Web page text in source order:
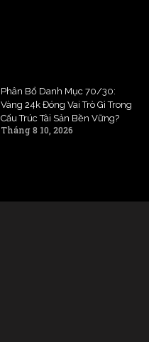
Phân Bổ Danh Mục 70/30:
Vàng 24k Đóng Vai Trò Gì Trong
Cấu Trúc Tài Sản Bền Vững?
Tháng 8 10, 2026